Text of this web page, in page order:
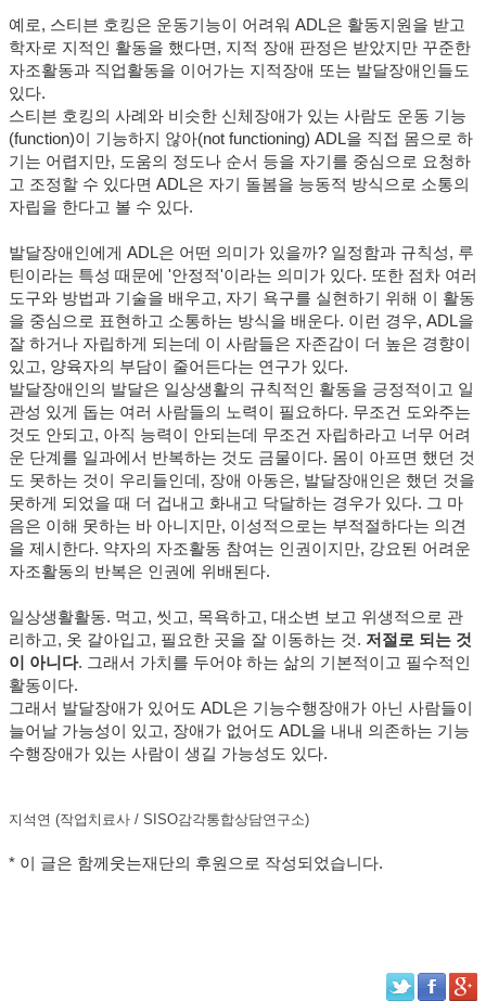
예로, 스티븐 호킹은 운동기능이 어려워 ADL은 활동지원을 받고
학자로 지적인 활동을 했다면, 지적 장애 판정은 받았지만 꾸준한
자조활동과 직업활동을 이어가는 지적장애 또는 발달장애인들도
있다.
스티븐 호킹의 사례와 비슷한 신체장애가 있는 사람도 운동 기능
(function)이 기능하지 않아(not functioning) ADL을 직접 몸으로 하
기는 어렵지만, 도움의 정도나 순서 등을 자기를 중심으로 요청하
고 조정할 수 있다면 ADL은 자기 돌봄을 능동적 방식으로 소통의
자립을 한다고 볼 수 있다.
발달장애인에게 ADL은 어떤 의미가 있을까? 일정함과 규칙성, 루
틴이라는 특성 때문에 '안정적'이라는 의미가 있다. 또한 점차 여러
도구와 방법과 기술을 배우고, 자기 욕구를 실현하기 위해 이 활동
을 중심으로 표현하고 소통하는 방식을 배운다. 이런 경우, ADL을
잘 하거나 자립하게 되는데 이 사람들은 자존감이 더 높은 경향이
있고, 양육자의 부담이 줄어든다는 연구가 있다.
발달장애인의 발달은 일상생활의 규칙적인 활동을 긍정적이고 일
관성 있게 돕는 여러 사람들의 노력이 필요하다. 무조건 도와주는
것도 안되고, 아직 능력이 안되는데 무조건 자립하라고 너무 어려
운 단계를 일과에서 반복하는 것도 금물이다. 몸이 아프면 했던 것
도 못하는 것이 우리들인데, 장애 아동은, 발달장애인은 했던 것을
못하게 되었을 때 더 겁내고 화내고 닥달하는 경우가 있다. 그 마
음은 이해 못하는 바 아니지만, 이성적으로는 부적절하다는 의견
을 제시한다. 약자의 자조활동 참여는 인권이지만, 강요된 어려운
자조활동의 반복은 인권에 위배된다.
일상생활활동. 먹고, 씻고, 목욕하고, 대소변 보고 위생적으로 관
리하고, 옷 갈아입고, 필요한 곳을 잘 이동하는 것. 저절로 되는 것
이 아니다. 그래서 가치를 두어야 하는 삶의 기본적이고 필수적인
활동이다.
그래서 발달장애가 있어도 ADL은 기능수행장애가 아닌 사람들이
늘어날 가능성이 있고, 장애가 없어도 ADL을 내내 의존하는 기능
수행장애가 있는 사람이 생길 가능성도 있다.
지석연 (작업치료사 / SISO감각통합상담연구소)
* 이 글은 함께웃는재단의 후원으로 작성되었습니다.​